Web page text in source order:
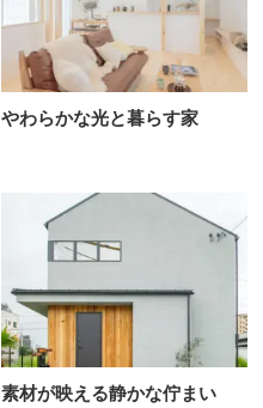
やわらかな光と暮らす家
素材が映える静かな佇まい